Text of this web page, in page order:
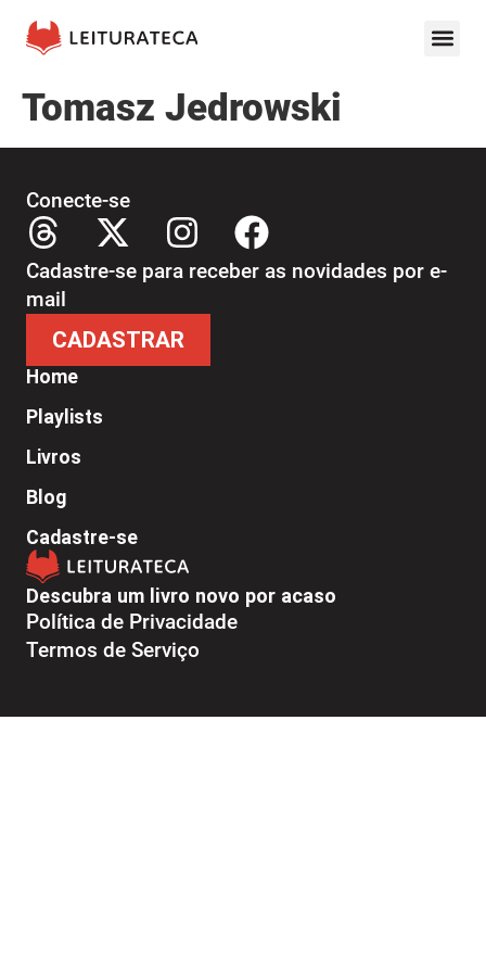
Tomasz Jedrowski
Descubra um livro novo por acaso
Política de Privacidade
Termos de Serviço
Home
Playlists
Livros
Blog
Cadastre-se
Conecte-se
Cadastre-se para receber as novidades por e-
mail
CADASTRAR